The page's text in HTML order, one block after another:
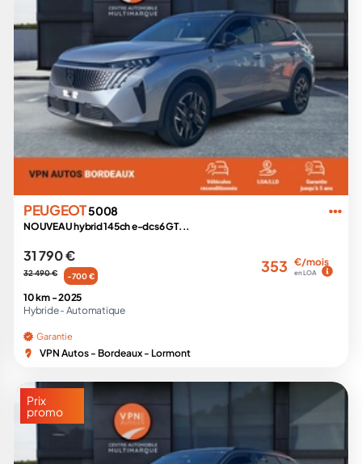
PEUGEOT5008
NOUVEAU hybrid 145ch e-dcs6 GT...
31 790 €
32 490 € -700 €
353 €/mois
en LOA
10 km -2025
Hybride - Automatique
Garantie
VPN Autos - Bordeaux - Lormont
Prix
promo